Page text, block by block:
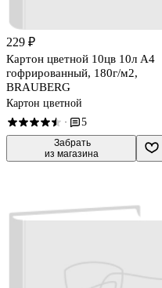
229 ₽
Картон цветной 10цв 10л А4
гофрированный, 180г/м2,
BRAUBERG
Картон цветной
· 5
Забрать
из магазина